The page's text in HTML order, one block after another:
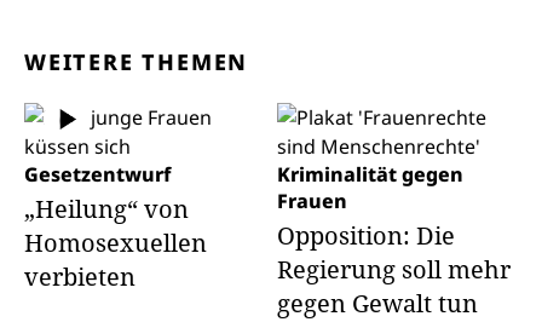
WEITERE THEMEN
Gesetzentwurf
„Heilung“ von
Homosexuellen
verbieten
Kriminalität gegen
Frauen
Opposition: Die
Regierung soll mehr
gegen Gewalt tun